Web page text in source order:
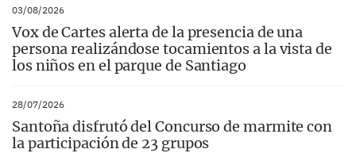
03/08/2026
Vox de Cartes alerta de la presencia de una
persona realizándose tocamientos a la vista de
los niños en el parque de Santiago
28/07/2026
Santoña disfrutó del Concurso de marmite con
la participación de 23 grupos